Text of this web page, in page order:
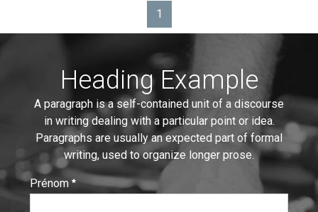
Page
1
Heading Example
A paragraph is a self-contained unit of a discourse
in writing dealing with a particular point or idea.
Paragraphs are usually an expected part of formal
writing, used to organize longer prose.
Prénom
:
0/ 280